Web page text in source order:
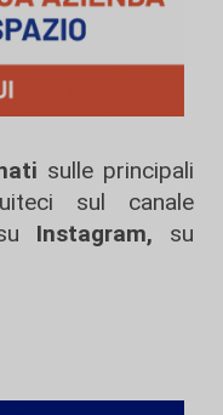
sulle principali
sul canale
Instagram, su